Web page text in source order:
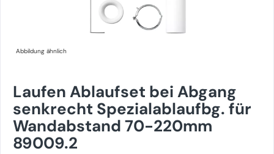
Abbildung ähnlich
Laufen Ablaufset bei Abgang
senkrecht Spezialablaufbg. für
Wandabstand 70-220mm
89009.2